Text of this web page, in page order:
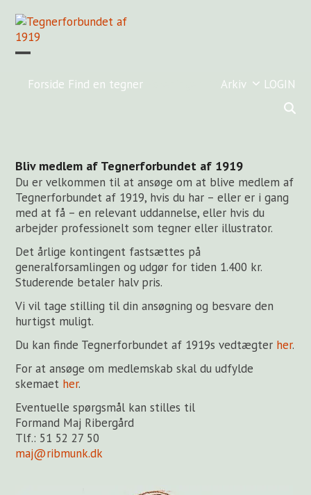
content
mobile
mobile
Forside Find en tegner Arkiv LOGIN
Bliv medlem af Tegnerforbundet af 1919
Du er velkommen til at ansøge om at blive medlem af
Tegnerforbundet af 1919, hvis du har – eller er i gang
med at få – en relevant uddannelse, eller hvis du
arbejder professionelt som tegner eller illustrator.
Det årlige kontingent fastsættes på
generalforsamlingen og udgør for tiden 1.400 kr.
Studerende betaler halv pris.
Vi vil tage stilling til din ansøgning og besvare den
hurtigst muligt.
Du kan finde Tegnerforbundet af 1919s vedtægter her.
For at ansøge om medlemskab skal du udfylde
skemaet her.
Eventuelle spørgsmål kan stilles til
Formand Maj Ribergård
Tlf.: 51 52 27 50
maj@ribmunk.dk